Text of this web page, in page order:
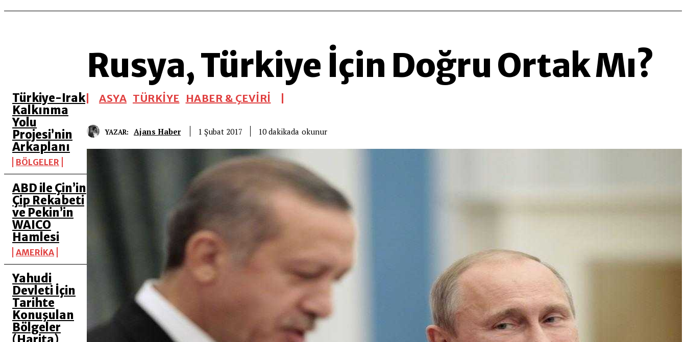
Türkiye-Irak
Kalkınma
Yolu
Projesi’nin
Arkaplanı
BÖLGELER
ABD ile Çin’in
Çip Rekabeti
ve Pekin’in
WAICO
Hamlesi
AMERİKA
Yahudi
Devleti İçin
Tarihte
Konuşulan
Bölgeler
Rusya, Türkiye İçin Doğru Ortak Mı?
ASYA TÜRKİYE HABER & ÇEVİRİ
YAZAR: Ajans Haber 1 Şubat 2017 10dakikada okunur